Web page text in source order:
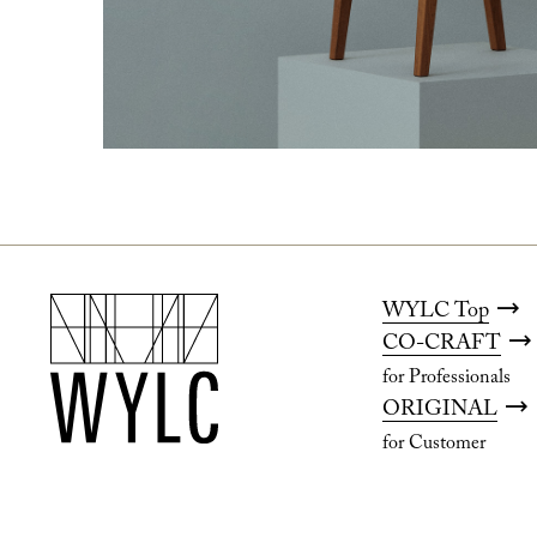
WYLC Top
CO-CRAFT
for Professionals
ORIGINAL
for Customer